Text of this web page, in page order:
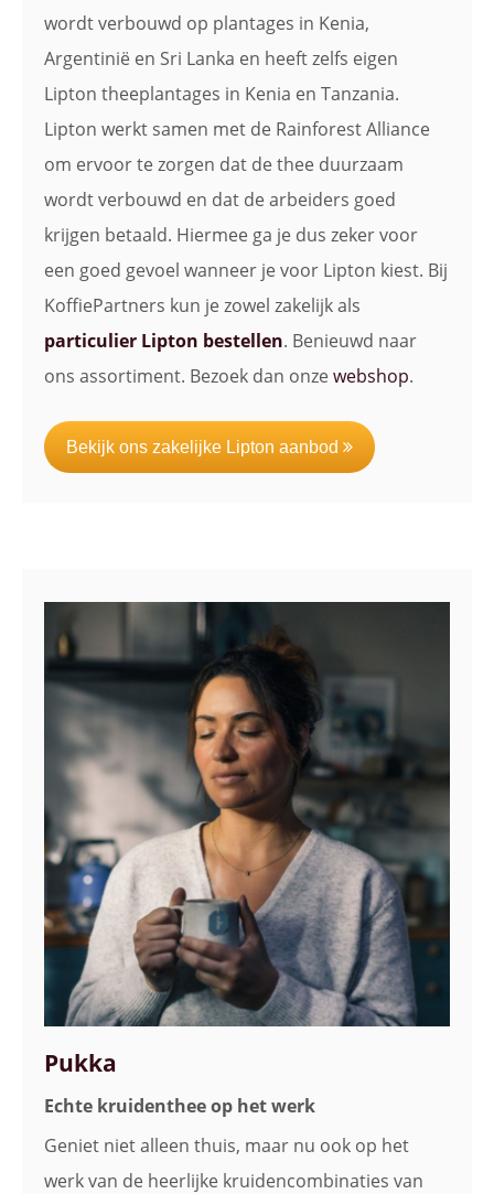
wordt verbouwd op plantages in Kenia,
Argentinië en Sri Lanka en heeft zelfs eigen
Lipton theeplantages in Kenia en Tanzania.
Lipton werkt samen met de Rainforest Alliance
om ervoor te zorgen dat de thee duurzaam
wordt verbouwd en dat de arbeiders goed
krijgen betaald. Hiermee ga je dus zeker voor
een goed gevoel wanneer je voor Lipton kiest. Bij
KoffiePartners kun je zowel zakelijk als
particulier Lipton bestellen. Benieuwd naar
ons assortiment. Bezoek dan onze webshop.
Bekijk ons zakelijke Lipton aanbod
Pukka
Echte kruidenthee op het werk
Geniet niet alleen thuis, maar nu ook op het
werk van de heerlijke kruidencombinaties van